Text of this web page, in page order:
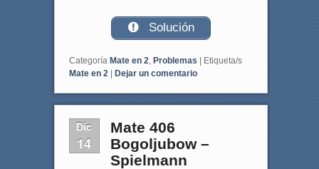
Solución
Categoría Mate en 2 Problemas | Etiqueta/s
Mate en 2 | Dejar un comentario
Dic
14
Mate 406
Bogoljubow –
Spielmann